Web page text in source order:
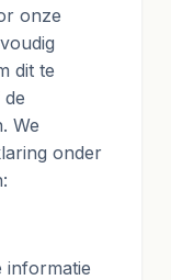
onze
dit te
We
onder
informatie